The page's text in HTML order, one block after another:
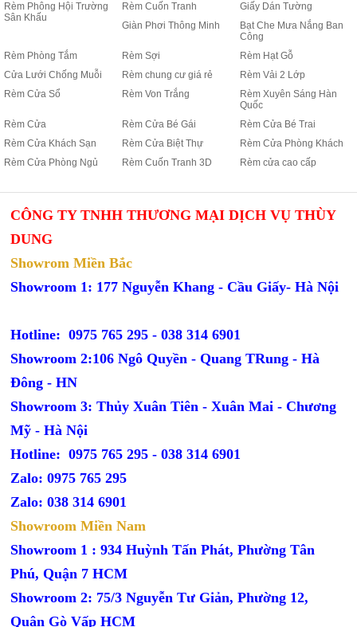
Rèm Phông Hội Trường
Sân Khấu
Rèm Cuốn Tranh
Giấy Dán Tường
Giàn Phơi Thông Minh
Bạt Che Mưa Nắng Ban
Công
Rèm Phòng Tắm
Rèm Sợi
Rèm Hạt Gỗ
Cửa Lưới Chống Muỗi
Rèm chung cư giá rẻ
Rèm Vải 2 Lớp
Rèm Cửa Sổ
Rèm Von Trắng
Rèm Xuyên Sáng Hàn
Quốc
Rèm Cửa
Rèm Cửa Bé Gái
Rèm Cửa Bé Trai
Rèm Cửa Khách Sạn
Rèm Cửa Biệt Thự
Rèm Cửa Phòng Khách
Rèm Cửa Phòng Ngủ
Rèm Cuốn Tranh 3D Rèm cửa cao cấp
CÔNG TY TNHH THƯƠNG MẠI DỊCH VỤ THÙY
DUNG
Showrom Miền Bắc
Showroom 1: 177 Nguyễn Khang - Cầu Giấy- Hà Nội
Hotline: 0975 765 295 -038 314 6901
Showroom 2:106 Ngô Quyền - Quang TRung - Hà
Đông - HN
Showroom 3: Thủy Xuân Tiên - Xuân Mai - Chương
Mỹ - Hà Nội
Hotline: 0975 765 295 -038 314 6901
Zalo: 0975 765 295
Zalo: 038 314 6901
Showroom Miền Nam
Showroom 1 : 934 Huỳnh Tấn Phát, Phường Tân
Phú, Quận 7 HCM
Showroom 2: 75/3 Nguyễn Tư Giản, Phường 12,
Quận Gò Vấp HCM